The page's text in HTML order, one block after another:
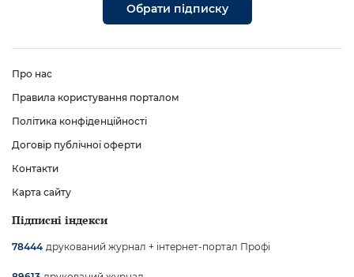
Обрати підписку
Про нас
Правила користування порталом
Політика конфіденційності
Договір публічної оферти
Контакти
Карта сайту
Підписні індекси
78444 друкований журнал + інтернет-портал Профі